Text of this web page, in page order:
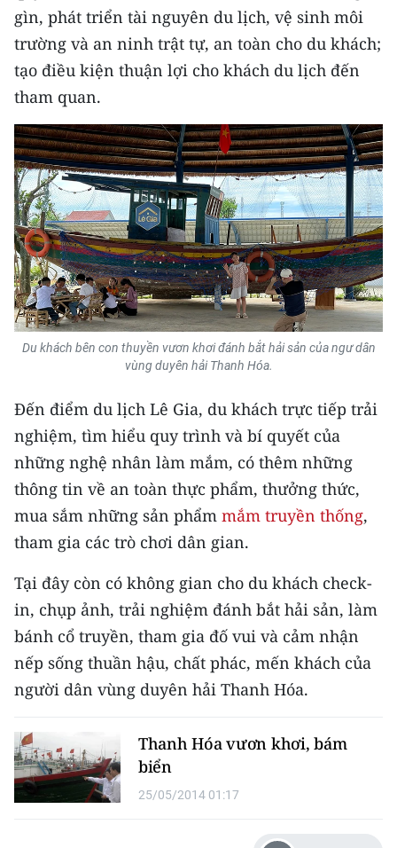
CHUYÊN ĐỀ
CÁC CHUYÊN TRANG
VỀ BÁO NHÂN DÂN
THỜI NAY
NHÂN DÂN CUỐI TUẦN
NHÂN DÂN HẰNG THÁNG
MUA BÁO
ĐỌC BÁO IN
ENGLISH
中文
FRANÇAIS
РУССКИЙ
ESPAÑOL
한국어
gìn, phát triển tài nguyên du lịch, vệ sinh môi
trường và an ninh trật tự, an toàn cho du khách;
tạo điều kiện thuận lợi cho khách du lịch đến
tham quan.
Du khách bên con thuyền vươn khơi đánh bắt hải sản của ngư dân
vùng duyên hải Thanh Hóa.
Đến điểm du lịch Lê Gia, du khách trực tiếp trải
nghiệm, tìm hiểu quy trình và bí quyết của
những nghệ nhân làm mắm, có thêm những
thông tin về an toàn thực phẩm, thưởng thức,
mua sắm những sản phẩm mắm truyền thống,
tham gia các trò chơi dân gian.
Tại đây còn có không gian cho du khách check-
in, chụp ảnh, trải nghiệm đánh bắt hải sản, làm
bánh cổ truyền, tham gia đố vui và cảm nhận
nếp sống thuần hậu, chất phác, mến khách của
người dân vùng duyên hải Thanh Hóa.
Thanh Hóa vươn khơi, bám
biển
25/05/2014 01:17